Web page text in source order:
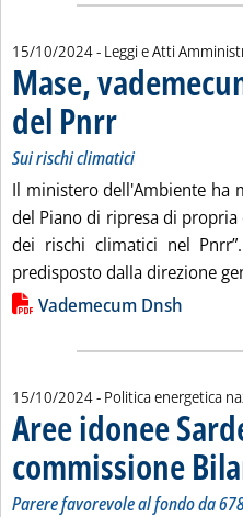
15/10/2024- Leggi e Atti
Mase,
del Pnrr. Sottotitolo: Sui rischi
. Pubblicata martedì 15
Sui rischi climatici
Il ministero dell'Ambiente ha
del Piano di ripresa di
dei rischi climatici nel
predisposto dalla direzione
Lista allegati PDF alla
Vademecum Dnsh
15/10/2024- Politica energetica
Aree idonee
commissione
Parere favorevole al fondo da